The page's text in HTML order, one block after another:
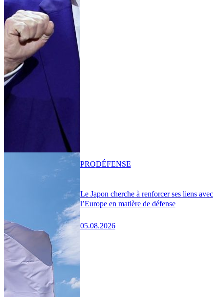
Le Japon cherche à renforcer ses liens avec
l’Europe en matière de défense
05.08.2026
PRODÉFENSE